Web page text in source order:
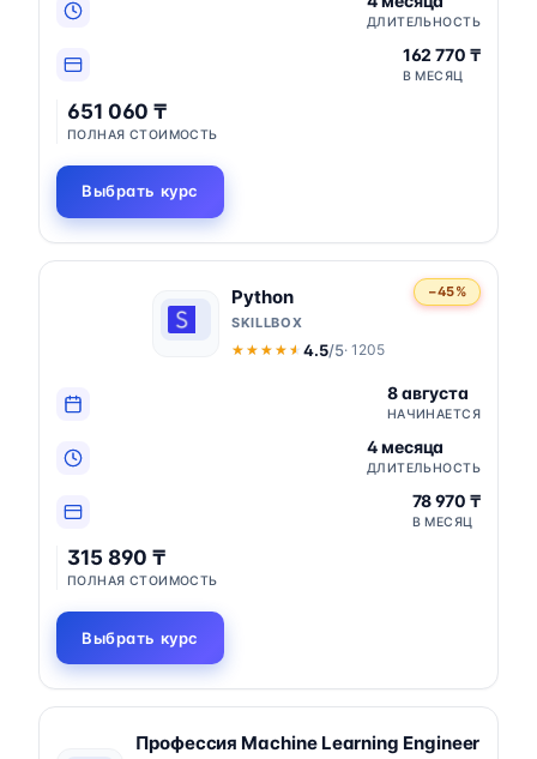
ДЛИТЕЛЬНОСТЬ
162 770 ₸
В МЕСЯЦ
651 060 ₸
ПОЛНАЯ СТОИМОСТЬ
Выбрать курс
−45%
Python
SKILLBOX
★★★★★
★★★★★ 4.5/5· 1205
8 августа
НАЧИНАЕТСЯ
4 месяца
ДЛИТЕЛЬНОСТЬ
78 970 ₸
В МЕСЯЦ
315 890 ₸
ПОЛНАЯ СТОИМОСТЬ
Выбрать курс
Профессия Machine Learning Engineer